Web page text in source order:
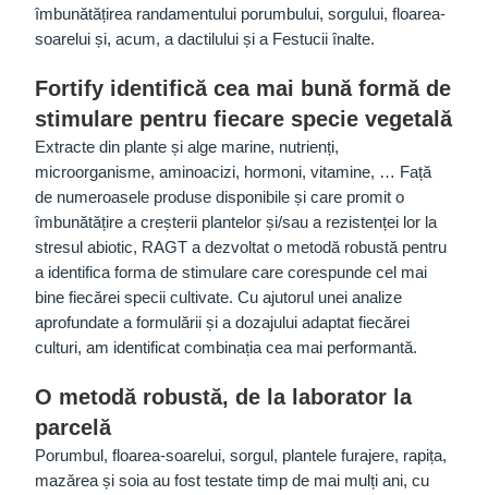
îmbunătățirea randamentului porumbului, sorgului, floarea-
soarelui și, acum, a dactilului și a Festucii înalte.
Fortify identifică cea mai bună formă de
stimulare pentru fiecare specie vegetală
Extracte din plante și alge marine, nutrienți,
microorganisme, aminoacizi, hormoni, vitamine, … Față
de numeroasele produse disponibile și care promit o
îmbunătățire a creșterii plantelor și/sau a rezistenței lor la
stresul abiotic, RAGT a dezvoltat o metodă robustă pentru
a identifica forma de stimulare care corespunde cel mai
bine fiecărei specii cultivate. Cu ajutorul unei analize
aprofundate a formulării și a dozajului adaptat fiecărei
culturi, am identificat combinația cea mai performantă.
O metodă robustă, de la laborator la
parcelă
Porumbul, floarea-soarelui, sorgul, plantele furajere, rapița,
mazărea și soia au fost testate timp de mai mulți ani, cu